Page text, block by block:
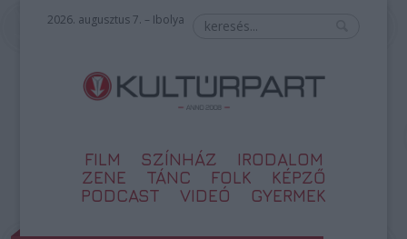
2026. augusztus 7. – Ibolya
FILM SZÍNHÁZ
IRODALOM
ZENE
TÁNC FOLK
KÉPZŐ
PODCAST
VIDEÓ GYERMEK